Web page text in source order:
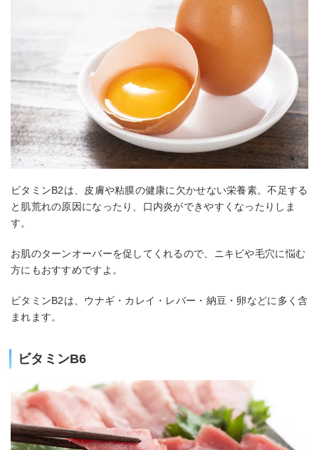
ビタミンB2は、皮膚や粘膜の健康に欠かせない栄養素。不足する
と肌荒れの原因になったり、口内炎ができやすくなったりしま
す。
お肌のターンオーバーを促してくれるので、ニキビや毛穴に悩む
方にもおすすめですよ。
ビタミンB2は、ウナギ・カレイ・レバー・納豆・卵などに多く含
まれます。
ビタミンB6